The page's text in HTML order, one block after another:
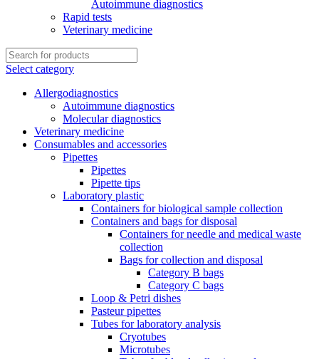
Autoimmune diagnostics
Rapid tests
Veterinary medicine
Select category
Allergodiagnostics
Autoimmune diagnostics
Molecular diagnostics
Veterinary medicine
Consumables and accessories
Pipettes
Pipettes
Pipette tips
Laboratory plastic
Containers for biological sample collection
Containers and bags for disposal
Containers for needle and medical waste
collection
Bags for collection and disposal
Category B bags
Category C bags
Loop & Petri dishes
Pasteur pipettes
Tubes for laboratory analysis
Cryotubes
Microtubes